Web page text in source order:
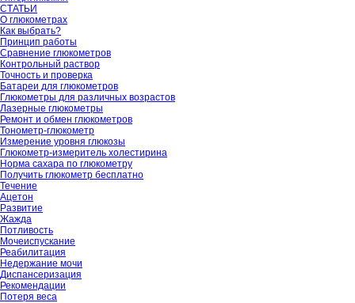
СТАТЬИ
О глюкометрах
Как выбрать?
Принцип работы
Сравнение глюкометров
Контрольный раствор
Точность и проверка
Батареи для глюкометров
Глюкометры для различных возрастов
Лазерные глюкометры
Ремонт и обмен глюкометров
Тонометр-глюкометр
Измерение уровня глюкозы
Глюкометр-измеритель холестирина
Норма сахара по глюкометру
Получить глюкометр бесплатно
Течение
Ацетон
Развитие
Жажда
Потливость
Мочеиспускание
Реабилитация
Недержание мочи
Диспансеризация
Рекомендации
Потеря веса